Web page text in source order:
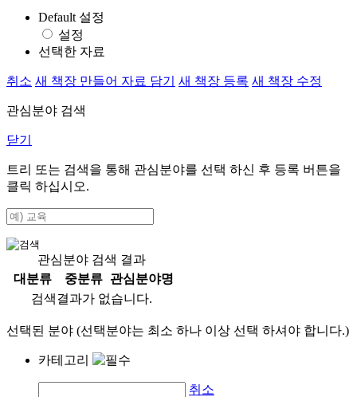
Default 설정
설정
선택한 자료
취소 새 책장 만들어 자료 담기 새 책장 등록 새 책장 수정
관심분야 검색
닫기
트리 또는 검색을 통해 관심분야를 선택 하신 후 등록 버튼을
클릭 하십시오.
관심분야 검색 결과
대분류
중분류
관심분야명
검색결과가 없습니다.
선택된 분야 (선택분야는 최소 하나 이상 선택 하셔야 합니다.)
카테고리
취소